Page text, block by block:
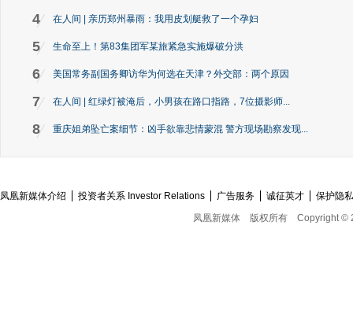
4 在人间 | 亲历郑州暴雨：我用皮划艇救了一个孕妇
5 生命至上！第83集团军某旅紧急实施爆破分洪
6 美国常务副国务卿访华为何选在天津？外交部：两个原因
7 在人间 | 红绿灯被淹后，小男孩在路口指路，7位摄影师...
8 重庆姐弟坠亡案细节：凶手欲靠悲情蒙混 警方现场勘察发现...
凤凰新媒体介绍 投资者关系 Investor Relations 广告服务 诚征英才
保护隐
凤凰新媒体
版权所有 Copyright ©